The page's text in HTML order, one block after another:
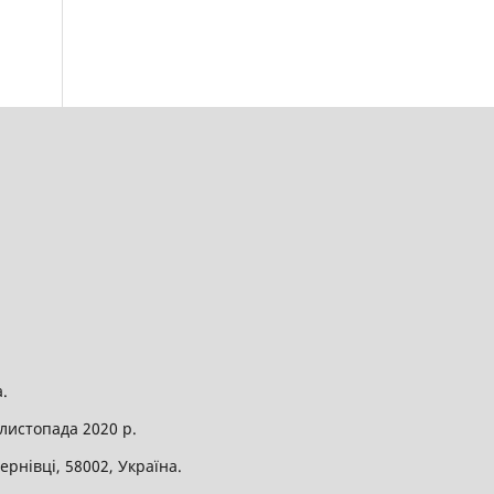
2020 р.
58002, Україна.